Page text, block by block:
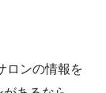
ロンの情報を